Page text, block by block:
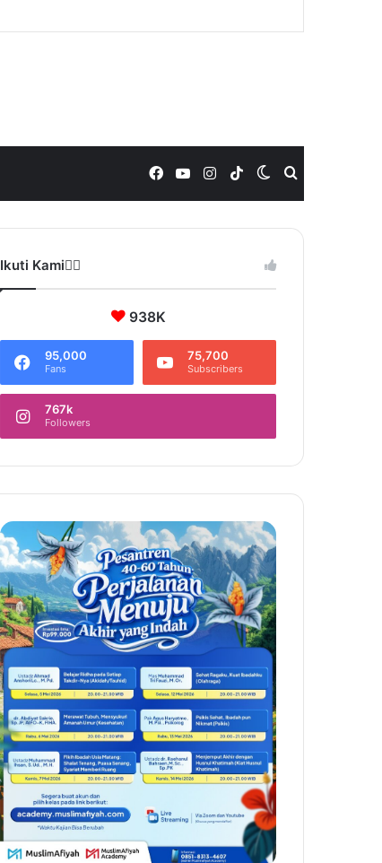
Switch
skin
TikTok
Instagram
YouTube
Facebook
Ikuti Kami❤️‍🔥
938K
95,000
Fans
75,700
Subscribers
767k
Followers